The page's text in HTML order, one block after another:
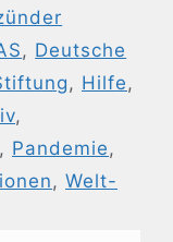
, Deutsche
, Hilfe ,
,
, Pandemie ,
, Welt-